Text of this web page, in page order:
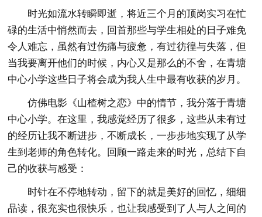
时光如流水转瞬即逝，将近三个月的顶岗实习在忙
碌的生活中悄然而去，回首那些与学生相处的日子难免
令人难忘，虽然有过伤痛与疲惫，有过彷徨与失落，但
当我要离开他们的时候，内心又是那么的不舍，在青塘
中心小学这些日子将会成为我人生中最有收获的岁月。
仿佛电影《山楂树之恋》中的情节，我分落于青塘
中心小学。在这里，我感觉经历了很多，这些从未有过
的经历让我不断进步，不断成长，一步步地实现了从学
生到老师的角色转化。回顾一路走来的时光，总结下自
己的收获与感受：
时针在不停地转动，留下的就是美好的回忆，细细
品读，很充实也很快乐，也让我感受到了人与人之间的